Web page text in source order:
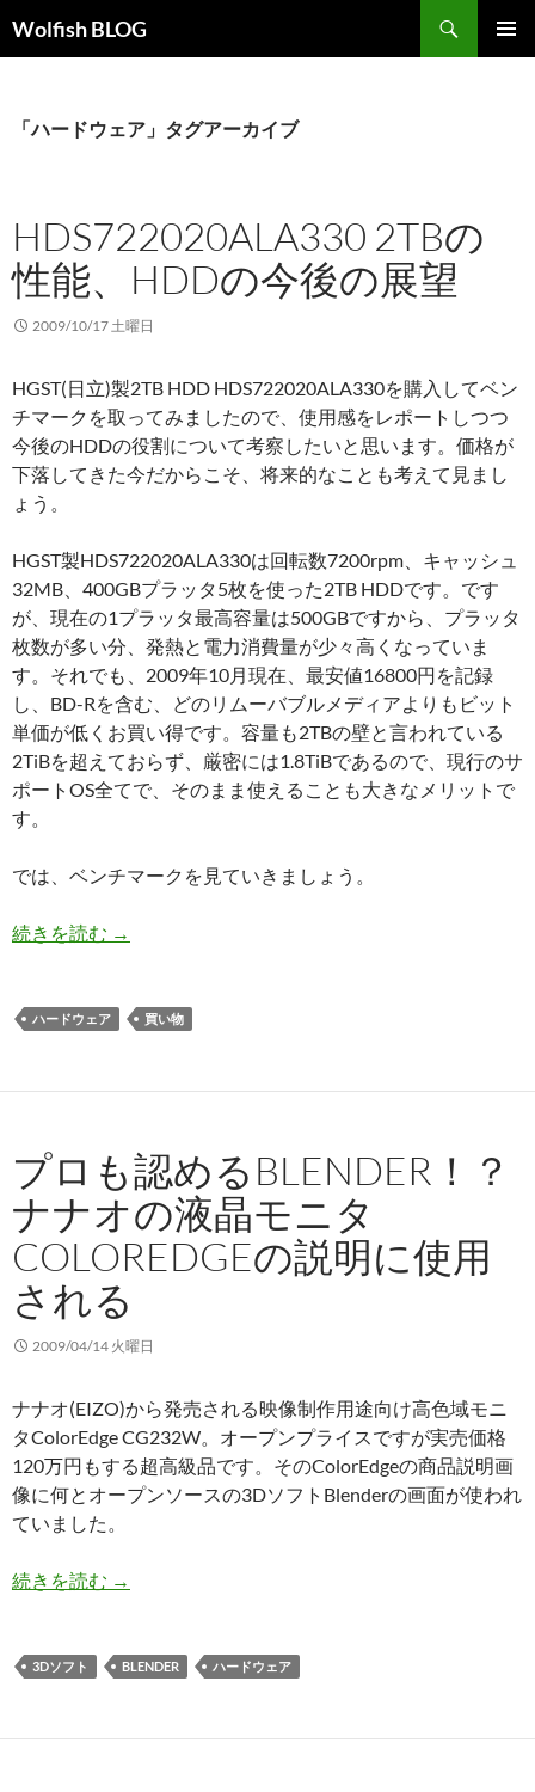
ン
プ
Wolfish BLOG
索
「ハードウェア」タグアーカイブ
HDS722020ALA330 2TBの
性能、HDDの今後の展望
2009/10/17 土曜日
HGST(日立)製2TB HDD HDS722020ALA330を購入してベン
チマークを取ってみましたので、使用感をレポートしつつ
今後のHDDの役割について考察したいと思います。価格が
下落してきた今だからこそ、将来的なことも考えて見まし
ょう。
HGST製HDS722020ALA330は回転数7200rpm、キャッシュ
32MB、400GBプラッタ5枚を使った2TB HDDです。です
が、現在の1プラッタ最高容量は500GBですから、プラッタ
枚数が多い分、発熱と電力消費量が少々高くなっていま
す。それでも、2009年10月現在、最安値16800円を記録
し、BD-Rを含む、どのリムーバブルメディアよりもビット
単価が低くお買い得です。容量も2TBの壁と言われている
2TiBを超えておらず、厳密には1.8TiBであるので、現行のサ
ポートOS全てで、そのまま使えることも大きなメリットで
す。
では、ベンチマークを見ていきましょう。
続きを読む HDS722020ALA330 2TBの性能、HDDの今後の
→
ハードウェア 買い物
プロも認めるBLENDER！？
ナナオの液晶モニタ
COLOREDGEの説明に使用
される
2009/04/14 火曜日
ナナオ(EIZO)から発売される映像制作用途向け高色域モニ
タColorEdge CG232W。オープンプライスですが実売価格
120万円もする超高級品です。そのColorEdgeの商品説明画
像に何とオープンソースの3DソフトBlenderの画面が使われ
ていました。
続きを読む プロも認めるBlender！？ナナオの液晶モニタ
→
3Dソフト BLENDER ハードウェア